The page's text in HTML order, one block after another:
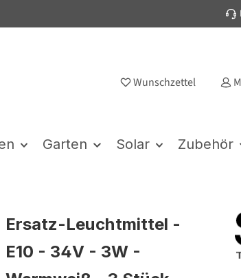
Wunschzettel
Garten Solar Zubehör
Ersatz-Leuchtmittel -
E10 - 34V - 3W -